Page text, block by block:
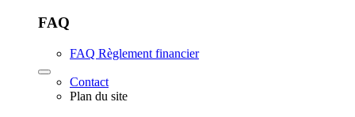
FAQ
FAQ Règlement financier
Contact
Plan du site